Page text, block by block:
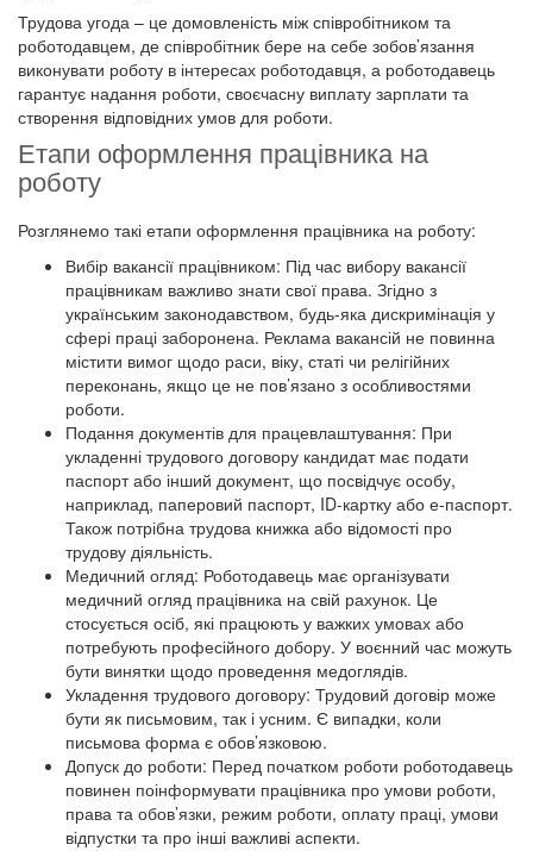
Трудова угода – це домовленість між співробітником та
роботодавцем, де співробітник бере на себе зобов’язання
виконувати роботу в інтересах роботодавця, а роботодавець
гарантує надання роботи, своєчасну виплату зарплати та
створення відповідних умов для роботи.
Етапи оформлення працівника на
роботу
Розглянемо такі етапи оформлення працівника на роботу:
Вибір вакансії працівником: Під час вибору вакансії
працівникам важливо знати свої права. Згідно з
українським законодавством, будь-яка дискримінація у
сфері праці заборонена. Реклама вакансій не повинна
містити вимог щодо раси, віку, статі чи релігійних
переконань, якщо це не пов’язано з особливостями
роботи.
Подання документів для працевлаштування: При
укладенні трудового договору кандидат має подати
паспорт або інший документ, що посвідчує особу,
наприклад, паперовий паспорт, ID-картку або е-паспорт.
Також потрібна трудова книжка або відомості про
трудову діяльність.
Медичний огляд: Роботодавець має організувати
медичний огляд працівника на свій рахунок. Це
стосується осіб, які працюють у важких умовах або
потребують професійного добору. У воєнний час можуть
бути винятки щодо проведення медоглядів.
Укладення трудового договору: Трудовий договір може
бути як письмовим, так і усним. Є випадки, коли
письмова форма є обов’язковою.
Допуск до роботи: Перед початком роботи роботодавець
повинен поінформувати працівника про умови роботи,
права та обов’язки, режим роботи, оплату праці, умови
відпустки та про інші важливі аспекти.